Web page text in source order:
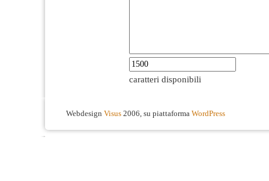
caratteri disponibili
Webdesign Visus 2006, su piattaforma WordPress